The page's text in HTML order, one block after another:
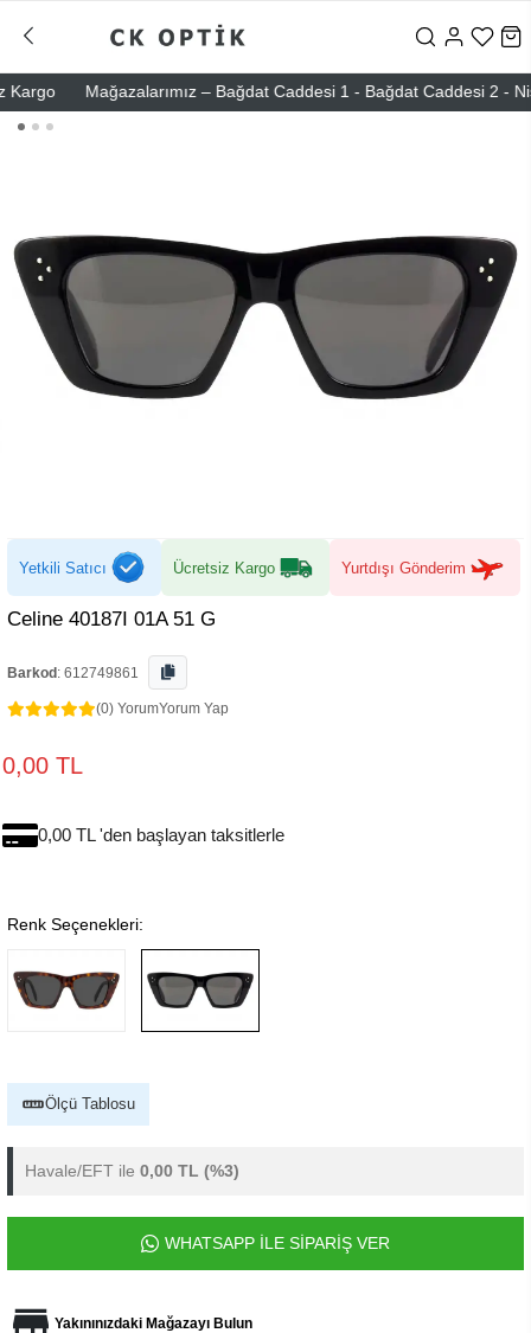
Mağazalarımız – Bağdat Caddesi 1 - Bağdat Caddesi 2 -
Yetkili Satıcı Ücretsiz Kargo Yurtdışı Gönderim
Celine 40187I 01A 51 G
Barkod : 612749861
(0) YorumYorum Yap
0,00 TL
0,00 TL 'den başlayan taksitlerle
Renk Seçenekleri:
Ölçü Tablosu
Havale/EFT ile 0,00 TL (%3)
WHATSAPP İLE SİPARİŞ VER
Yakınınızdaki Mağazayı Bulun